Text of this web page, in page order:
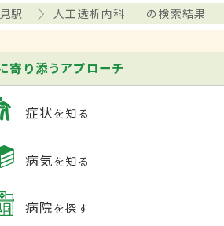
駅 人工透析内科 の検索結果
寄り添うアプローチ
症状を知る
病気を知る
病院を探す